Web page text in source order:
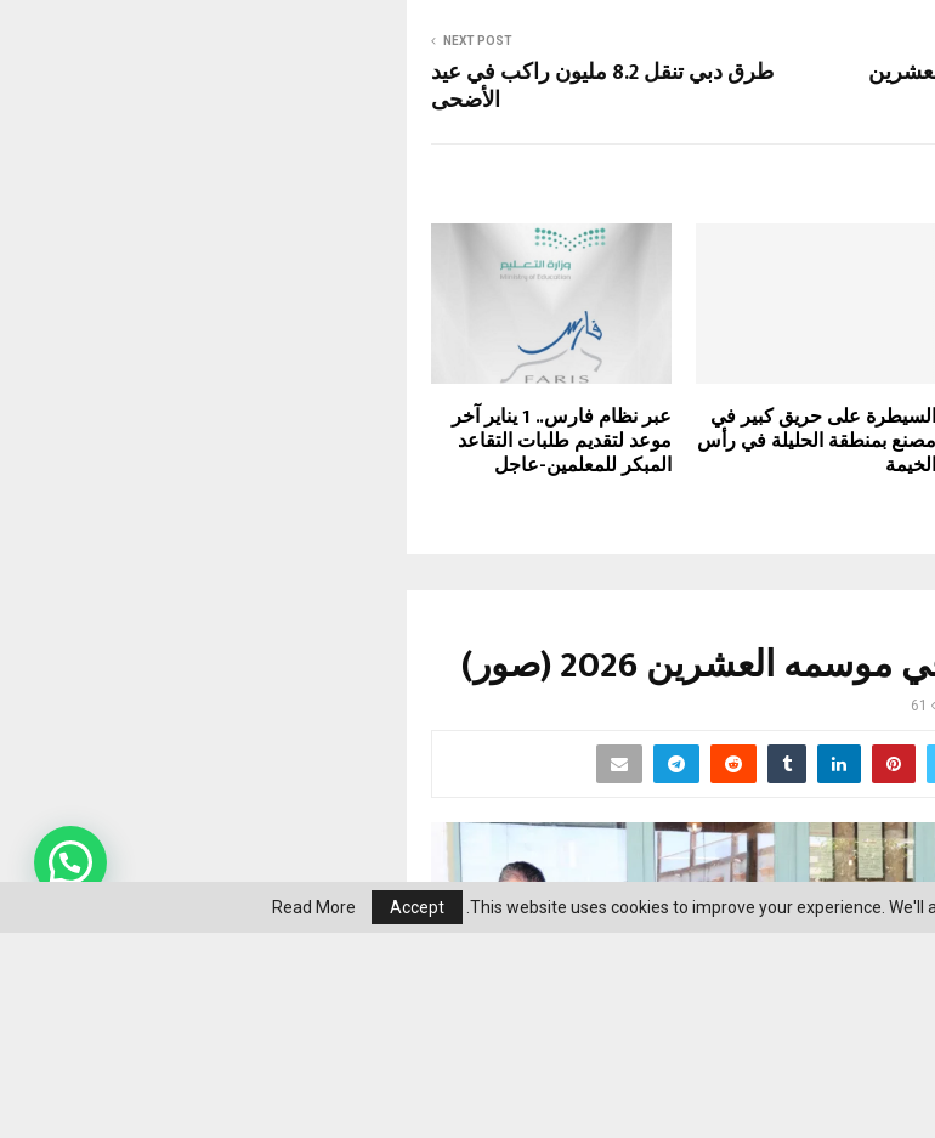
NEXT POST
طرق دبي تنقل 8.2 مليون راكب في عيد
الأضحى
السيطرة على حريق كبير في
مصنع بمنطقة الحليلة في رأس
الخيمة
عبر نظام فارس.. 1 يناير آخر
موعد لتقديم طلبات التقاعد
المبكر للمعلمين-عاجل
العشرين 2026 (صور)
61
This website uses cookies to improve your experience.
Accept
Read More